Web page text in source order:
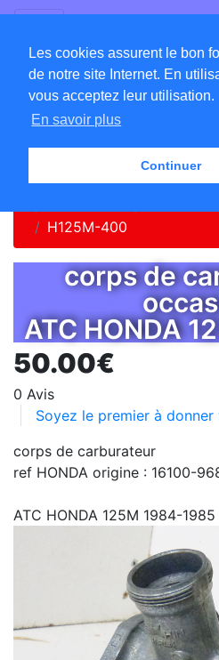
Les cookies assurent le bon
de notre site Internet. En
vous acceptez leur utilisation.
En savoir plus
Continuer
Accueil
Catalogue Pièces
H125M-400
corps de
ATC HONDA
50.00€
0 Avis
Soyez le premier à
corps de carburateur
ref HONDA origine : 16100-
ATC HONDA 125M 1984-1985